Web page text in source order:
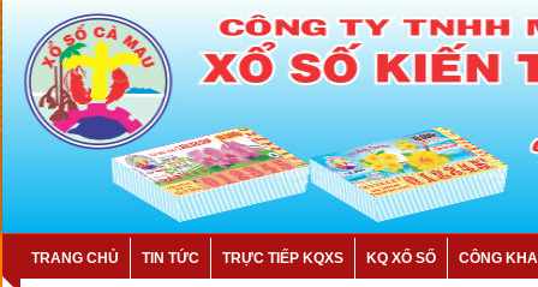
TRANG CHỦ TIN TỨC TRỰC TIẾP KQXS KQ XỔ SỐ CÔNG